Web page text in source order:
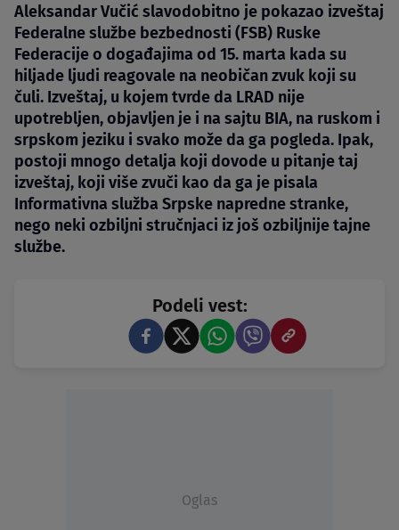
Aleksandar Vučić slavodobitno je pokazao izveštaj
Federalne službe bezbednosti (FSB) Ruske
Federacije o događajima od 15. marta kada su
hiljade ljudi reagovale na neobičan zvuk koji su
čuli. Izveštaj, u kojem tvrde da LRAD nije
upotrebljen, objavljen je i na sajtu BIA, na ruskom i
srpskom jeziku i svako može da ga pogleda. Ipak,
postoji mnogo detalja koji dovode u pitanje taj
izveštaj, koji više zvuči kao da ga je pisala
Informativna služba Srpske napredne stranke,
nego neki ozbiljni stručnjaci iz još ozbiljnije tajne
službe.
Podeli vest:
Oglas